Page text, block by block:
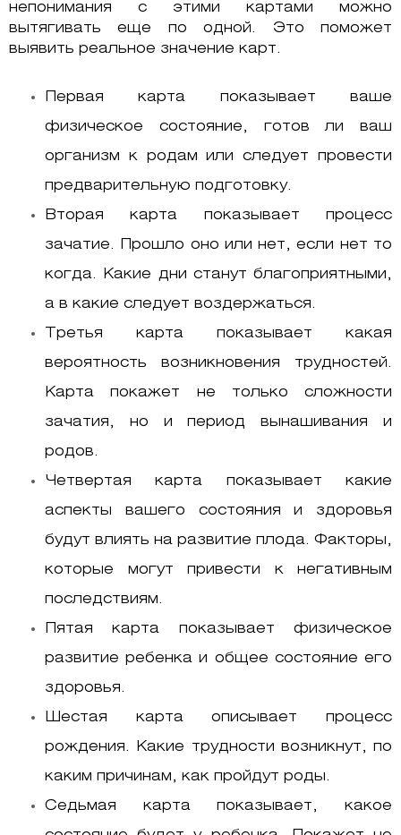
непонимания с этими картами можно
вытягивать еще по одной. Это поможет
выявить реальное значение карт.
Первая карта показывает ваше
физическое состояние, готов ли ваш
организм к родам или следует провести
предварительную подготовку.
Вторая карта показывает процесс
зачатие. Прошло оно или нет, если нет то
когда. Какие дни станут благоприятными,
а в какие следует воздержаться.
Третья карта показывает какая
вероятность возникновения трудностей.
Карта покажет не только сложности
зачатия, но и период вынашивания и
родов.
Четвертая карта показывает какие
аспекты вашего состояния и здоровья
будут влиять на развитие плода. Факторы,
которые могут привести к негативным
последствиям.
Пятая карта показывает физическое
развитие ребенка и общее состояние его
здоровья.
Шестая карта описывает процесс
рождения. Какие трудности возникнут, по
каким причинам, как пройдут роды.
Седьмая карта показывает, какое